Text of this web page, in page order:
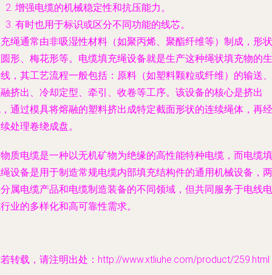
增强电缆的机械稳定性和抗压能力。
有时也用于标识或区分不同功能的线芯。
绳通常由非吸湿性材料（如聚丙烯、聚酯纤维等）制成，形状
形、梅花形等。电缆填充绳设备就是生产这种绳状填充物的生
，其工艺流程一般包括：原料（如塑料颗粒或纤维）的输送、
挤出、冷却定型、牵引、收卷等工序。该设备的核心是挤出
通过模具将熔融的塑料挤出成特定截面形状的连续绳体，再经
处理卷绕成盘。
质电缆是一种以无机矿物为绝缘的高性能特种电缆，而电缆填
设备是用于制造常规电缆内部填充结构件的通用机械设备，两
属电缆产品和电缆制造装备的不同领域，但共同服务于电线电
业的多样化和高可靠性需求。
转载，请注明出处：http://www.xtliuhe.com/product/259.html